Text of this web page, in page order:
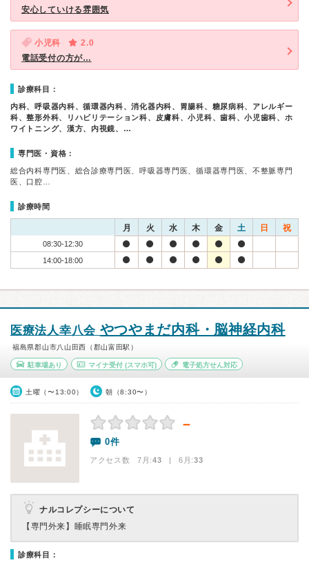
安心していける雰囲気
小児科
2.0
電話受付の方が…
診療科目：
内科、呼吸器内科、循環器内科、消化器内科、胃腸科、糖尿病科、アレルギー
科、整形外科、リハビリテーション科、皮膚科、小児科、歯科、小児歯科、ホ
ワイトニング、漢方、内視鏡、…
専門医・資格：
総合内科専門医、総合診療専門医、呼吸器専門医、循環器専門医、不整脈専門
医、口腔…
診療時間
月 火 水 木 金 土 日 祝
08:30-12:30
14:00-18:00
医療法人幸八会 やつやまだ内科・脳神経内科
福島県郡山市八山田西（郡山富田駅）
駐車場あり マイナ受付(スマホ可) 電子処方せん対応
土曜（〜13:00） 朝（8:30〜）
－
0件
アクセス数 7月:43 | 6月:33
ナルコレプシーについて
【専門外来】 睡眠専門外来
診療科目：